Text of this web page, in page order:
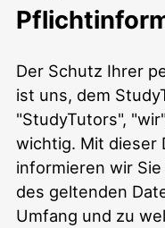
Der Schutz Ihrer
ist uns, dem
"StudyTutors",
wichtig. Mit dieser
informieren wir
des geltenden
Umfang und zu